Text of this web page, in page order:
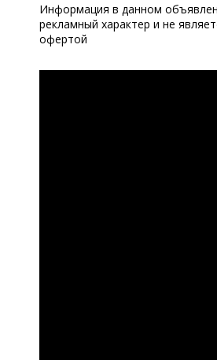
Информация в данном
рекламный характер и не
офертой